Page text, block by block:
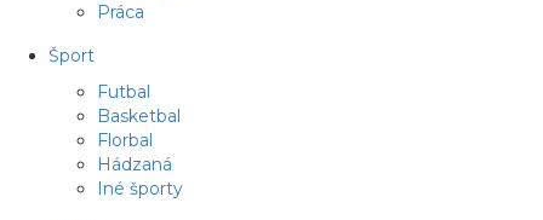
Práca
Šport
Futbal
Basketbal
Florbal
Hádzaná
Iné športy